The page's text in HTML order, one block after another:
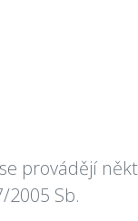
provádějí
2005 Sb.